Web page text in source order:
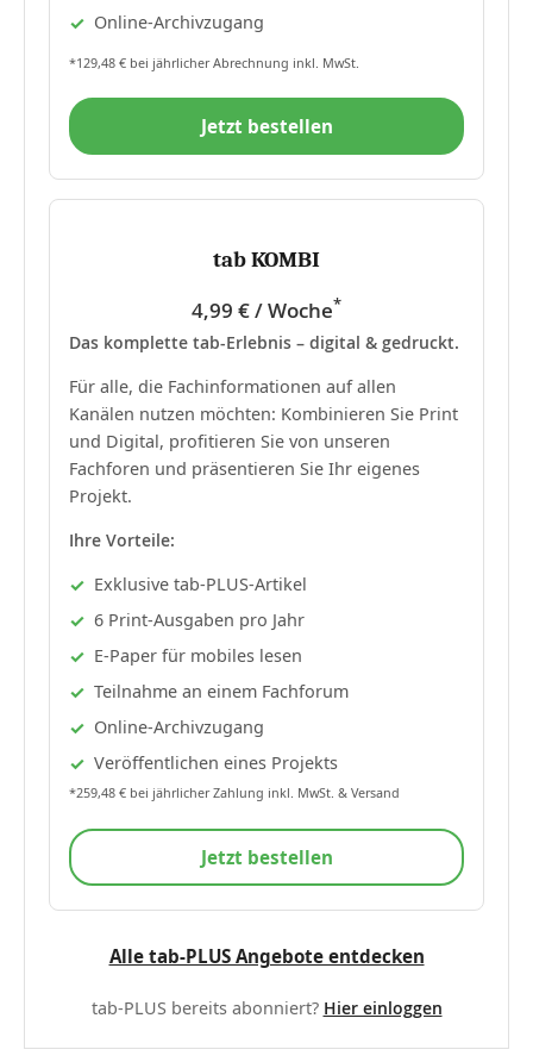
Online-Archivzugang
*129,48 € bei jährlicher Abrechnung inkl. MwSt.
Jetzt bestellen
tab KOMBI
4,99 € / Woche*
Das komplette tab-Erlebnis – digital & gedruckt.
Für alle, die Fachinformationen auf allen
Kanälen nutzen möchten: Kombinieren Sie Print
und Digital, profitieren Sie von unseren
Fachforen und präsentieren Sie Ihr eigenes
Projekt.
Ihre Vorteile:
Exklusive tab-PLUS-Artikel
6 Print-Ausgaben pro Jahr
E-Paper für mobiles lesen
Teilnahme an einem Fachforum
Online-Archivzugang
Veröffentlichen eines Projekts
*259,48 € bei jährlicher Zahlung inkl. MwSt. & Versand
Jetzt bestellen
Alle tab-PLUS Angebote entdecken
tab-PLUS bereits abonniert? Hier einloggen